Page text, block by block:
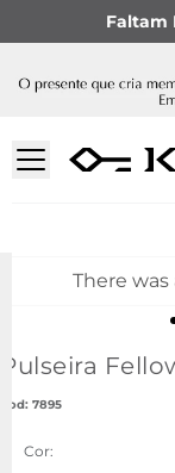
Faltam
There
Pulseira
: 7895
Cor: